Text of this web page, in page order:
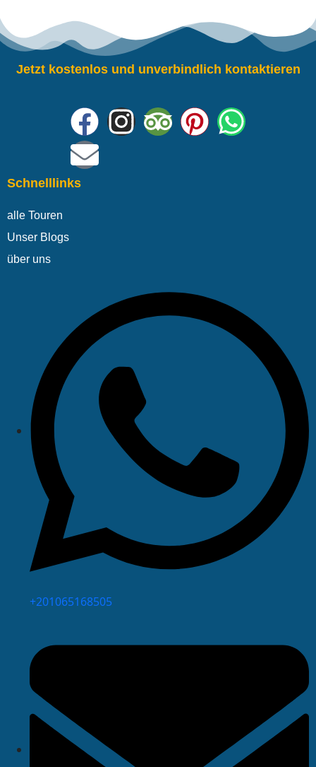
Jetzt kostenlos und unverbindlich kontaktieren
Schnelllinks
alle Touren
Unser Blogs
über uns
⁦+201065168505